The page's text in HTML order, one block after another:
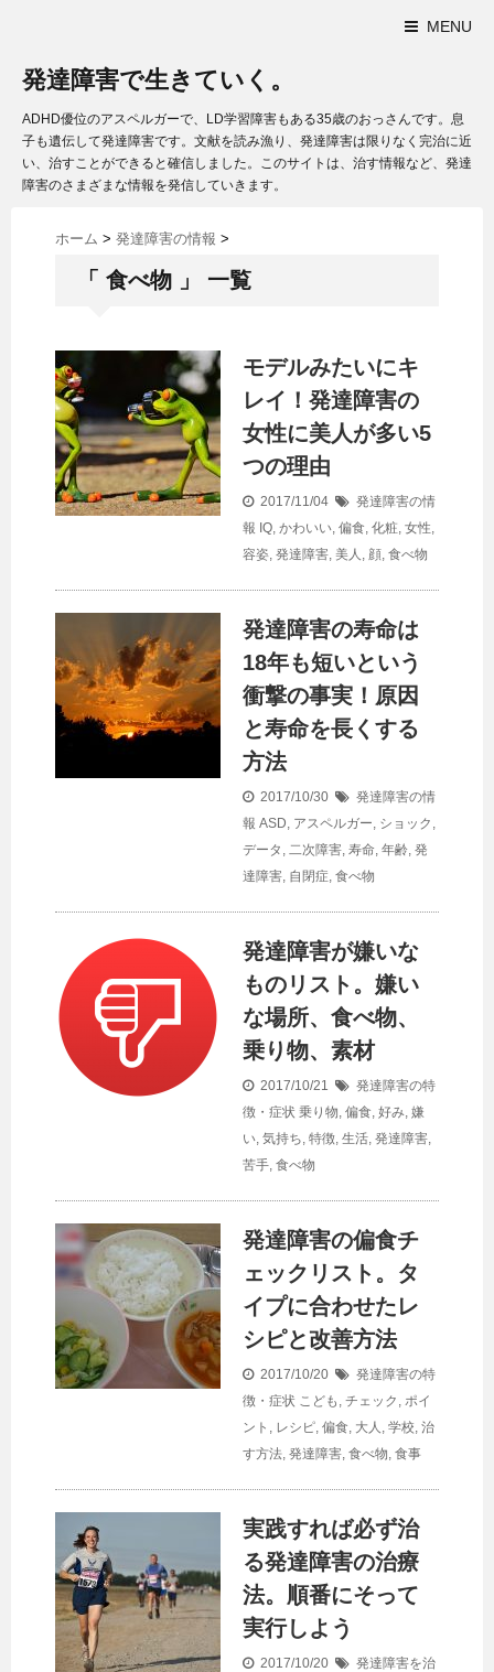
MENU
発達障害で生きていく。
ADHD優位のアスペルガーで、LD学習障害もある35歳のおっさんです。息
子も遺伝して発達障害です。文献を読み漁り、発達障害は限りなく完治に近
い、治すことができると確信しました。このサイトは、治す情報など、発達
障害のさまざまな情報を発信していきます。
ホーム > 発達障害の情報 >
「 食べ物 」 一覧
モデルみたいにキ
レイ！発達障害の
女性に美人が多い5
つの理由
2017/11/04
発達障害の情
報 IQ, かわいい, 偏食, 化粧, 女性,
容姿, 発達障害, 美人 , 顔, 食べ物
発達障害の寿命は
18年も短いという
衝撃の事実！原因
と寿命を長くする
方法
2017/10/30
発達障害の情
報 ASD, アスペルガー, ショック ,
データ , 二次障害, 寿命, 年齢, 発
達障害, 自閉症, 食べ物
発達障害が嫌いな
ものリスト。嫌い
な場所、食べ物、
乗り物、素材
2017/10/21
発達障害の特
徴・症状 乗り物, 偏食, 好み, 嫌
い, 気持ち, 特徴, 生活, 発達障害,
苦手, 食べ物
発達障害の偏食チ
ェックリスト。タ
イプに合わせたレ
シピと改善方法
2017/10/20
発達障害の特
徴・症状 こども , チェック , ポイ
ント , レシピ, 偏食, 大人 , 学校, 治
す方法, 発達障害, 食べ物, 食事
実践すれば必ず治
る発達障害の治療
法。順番にそって
実行しよう
2017/10/20
発達障害を治